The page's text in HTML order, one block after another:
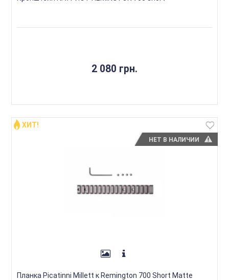
2 080 грн.
НЕТ В НАЛИЧИИ
ХИТ!
Планка Picatinni Millett к Remington 700 Short Matte